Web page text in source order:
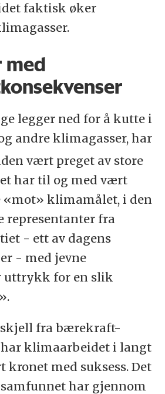
faktisk øker
med
legger ned for å kutte i
andre klimagasser, har
vært preget av store
har til og med vært
klimamålet, i den
representanter fra
- ett av dagens
- med jevne
uttrykk for en slik
fra bærekraft-
klimaarbeidet i langt
kronet med suksess. Det
har gjennom